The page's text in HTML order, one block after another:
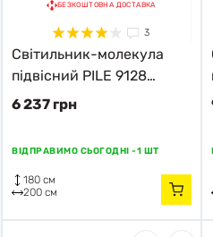
БЕЗКОШТОВНА ДОСТАВКА
3
Світильник-молекула
підвісний PILE 9128
Nowodvorski чорний
6 237 грн
ВІДПРАВИМО СЬОГОДНІ -1 ШТ
180 см
200 см